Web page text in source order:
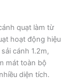
quạt làm từ
hoạt động hiệu
cánh 1.2m,
mát toàn bộ
diện tích.